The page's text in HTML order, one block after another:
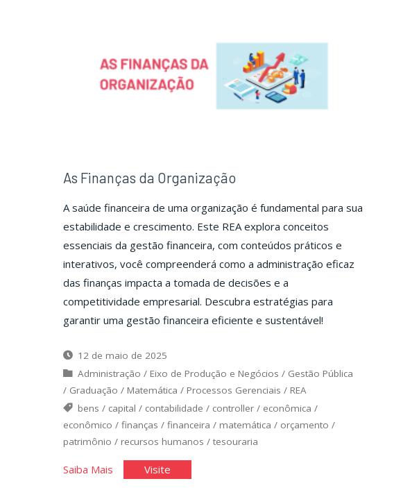
As Finanças da Organização
A saúde financeira de uma organização é fundamental para sua
estabilidade e crescimento. Este REA explora conceitos
essenciais da gestão financeira, com conteúdos práticos e
interativos, você compreenderá como a administração eficaz
das finanças impacta a tomada de decisões e a
competitividade empresarial. Descubra estratégias para
garantir uma gestão financeira eficiente e sustentável!
12 de maio de 2025
Administração / Eixo de Produção e Negócios / Gestão Pública
/ Graduação / Matemática / Processos Gerenciais / REA
bens / capital / contabilidade / controller / econômica /
econômico / finanças / financeira / matemática / orçamento /
patrimônio / recursos humanos / tesouraria
Saiba Mais"As
Visite"As